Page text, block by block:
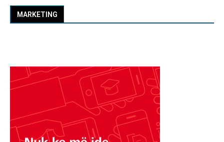
MARKETING